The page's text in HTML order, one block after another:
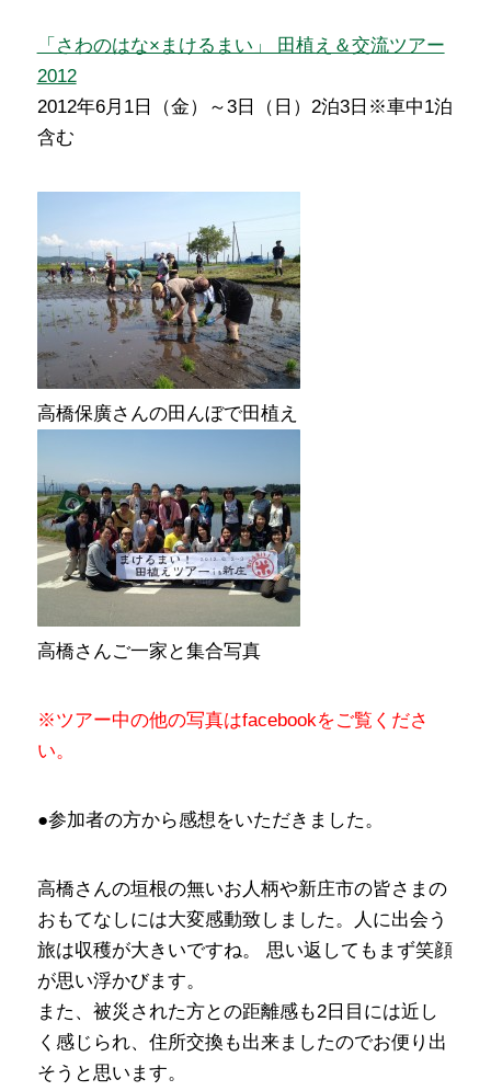
「さわのはな×まけるまい」 田植え＆交流ツアー
2012
2012年6月1日（金）～3日（日）2泊3日※車中1泊
含む
高橋保廣さんの田んぼで田植え
高橋さんご一家と集合写真
※ツアー中の他の写真はfacebookをご覧くださ
い。
●参加者の方から感想をいただきました。
高橋さんの垣根の無いお人柄や新庄市の皆さまの
おもてなしには大変感動致しました。人に出会う
旅は収穫が大きいですね。 思い返してもまず笑顔
が思い浮かびます。
また、被災された方との距離感も2日目には近し
く感じられ、住所交換も出来ましたのでお便り出
そうと思います。